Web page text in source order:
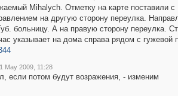
Mihalych. Отметку на карте поставили с
на другую сторону переулка.
больницу. А на правую сторону переулка.
указывает на дома справа рядом с гужевой
May 2009, 11:28
если потом будут возражения, - изменим